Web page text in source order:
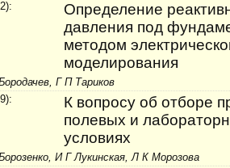
Определение
давления под
методом
моделирования
Г П Тариков
К вопросу об отборе
полевых и
условиях
И Г Лукинская, Л К Морозова